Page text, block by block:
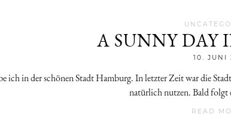
A SUNNY DAY
10. JUNI
ich in der schönen Stadt Hamburg. In letzter Zeit war die
natürlich nutzen. Bald
READ